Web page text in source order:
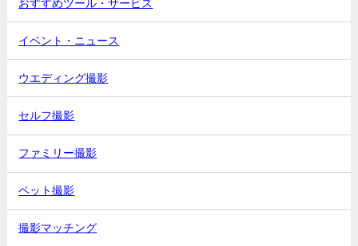
おすすめツール・サービス
イベント・ニュース
ウエディング撮影
セルフ撮影
ファミリー撮影
ペット撮影
撮影マッチング